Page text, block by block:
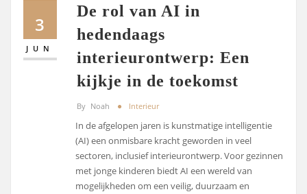
3
JUN
De rol van AI in
hedendaags
interieurontwerp: Een
kijkje in de toekomst
By Noah Interieur
In de afgelopen jaren is kunstmatige intelligentie
(AI) een onmisbare kracht geworden in veel
sectoren, inclusief interieurontwerp. Voor gezinnen
met jonge kinderen biedt AI een wereld van
mogelijkheden om een veilig, duurzaam en